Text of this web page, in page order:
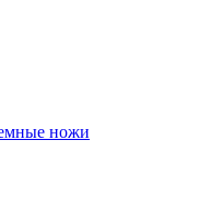
ножи